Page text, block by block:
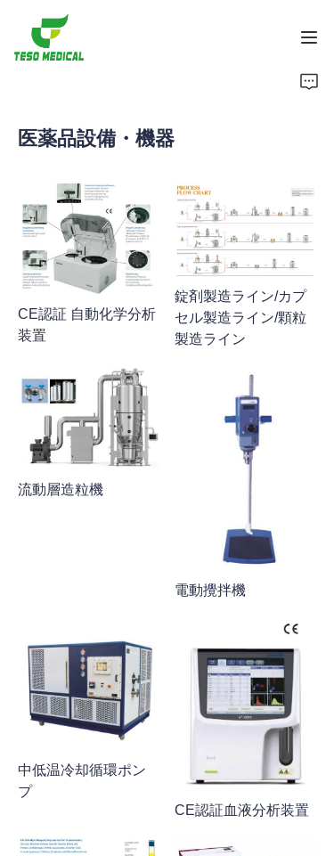
医薬品設備・機器
CE認証 自動化学分析
装置
錠剤製造ライン/カプ
セル製造ライン/顆粒
製造ライン
流動層造粒機
電動攪拌機
中低温冷却循環ポン
プ
CE認証血液分析装置
私たちについて
ニュースと協力事例
製造拠点とプロセス
サポート